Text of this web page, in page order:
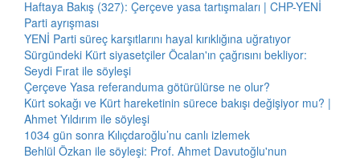
Haftaya Bakış (327): Çerçeve yasa tartışmaları | CHP-YENİ
Parti ayrışması
YENİ Parti süreç karşıtlarını hayal kırıklığına uğratıyor
Sürgündeki Kürt siyasetçiler Öcalan'ın çağrısını bekliyor:
Seydi Fırat ile söyleşi
Çerçeve Yasa referanduma götürülürse ne olur?
Kürt sokağı ve Kürt hareketinin sürece bakışı değişiyor mu? |
Ahmet Yıldırım ile söyleşi
1034 gün sonra Kılıçdaroğlu’nu canlı izlemek
Behlül Özkan ile söyleşi: Prof. Ahmet Davutoğlu'nun